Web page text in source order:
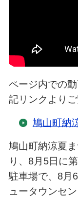
ページ内での
記リンクよりご
鳩山町納
鳩山町納涼夏
り、8月5日に
駐車場で、8月
ュータウンセ